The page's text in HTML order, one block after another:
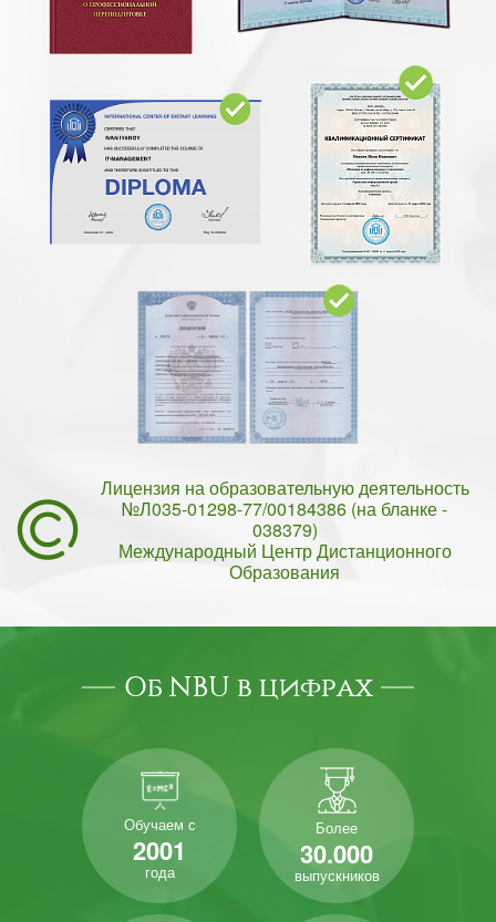
Лицензия на образовательную деятельность
№Л035-01298-77/00184386 (на бланке -
038379)
Международный Центр Дистанционного
Образования
Об NBU в цифрах
Обучаем с
2001
года
Более
30.000
выпускников